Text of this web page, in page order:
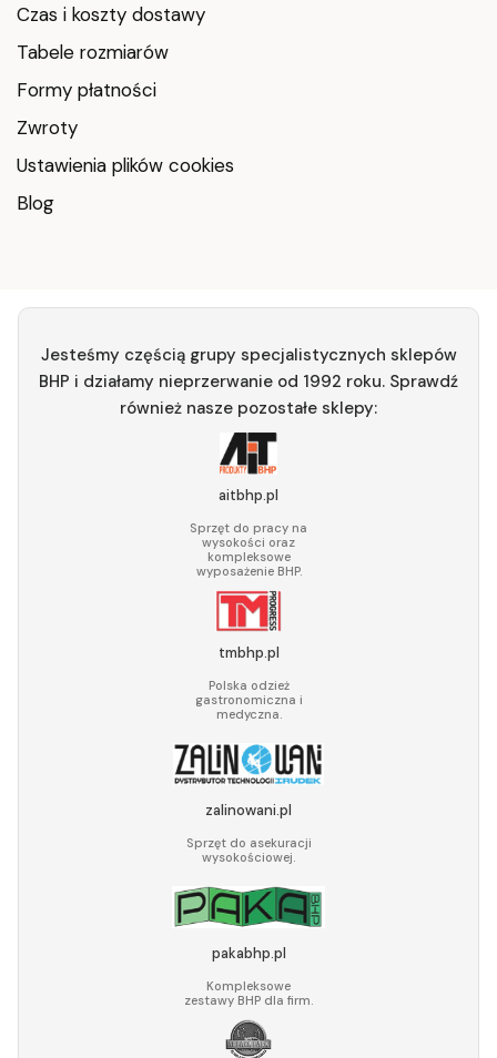
Czas i koszty dostawy
Tabele rozmiarów
Formy płatności
Zwroty
Ustawienia plików cookies
Blog
Jesteśmy częścią grupy specjalistycznych sklepów
BHP i działamy nieprzerwanie od 1992 roku. Sprawdź
również nasze pozostałe sklepy:
aitbhp.pl
Sprzęt do pracy na
wysokości oraz
kompleksowe
wyposażenie BHP.
tmbhp.pl
Polska odzież
gastronomiczna i
medyczna.
zalinowani.pl
Sprzęt do asekuracji
wysokościowej.
pakabhp.pl
Kompleksowe
zestawy BHP dla firm.